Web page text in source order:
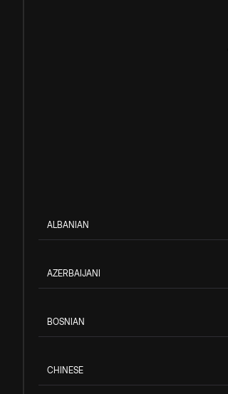
ALBANIAN
AZERBAIJANI
BOSNIAN
CHINESE